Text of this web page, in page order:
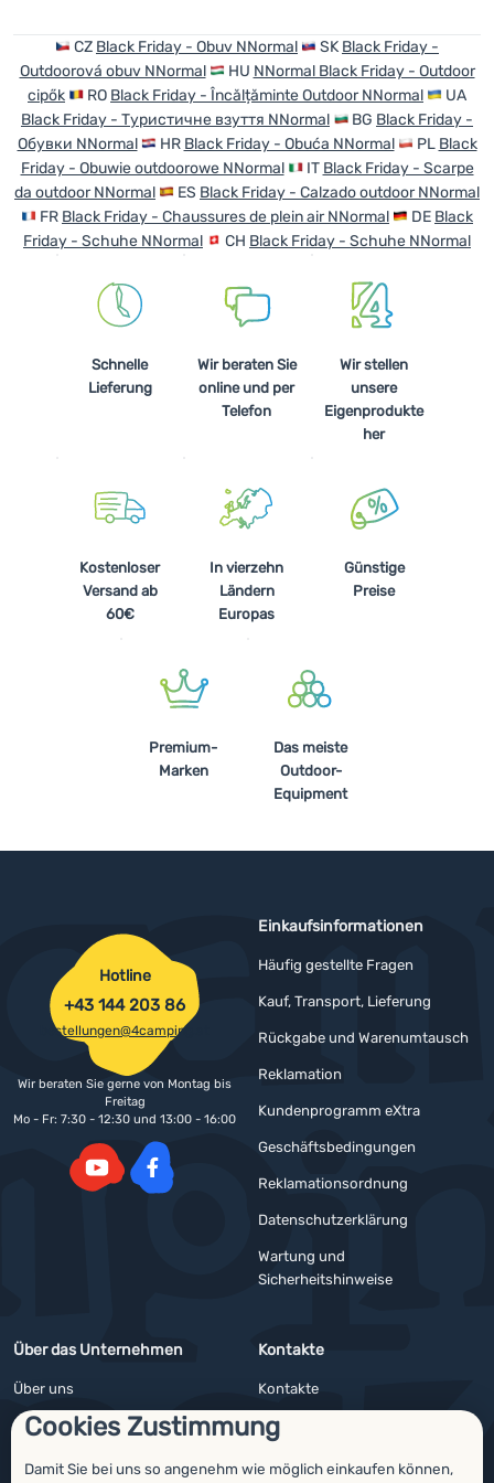
Cookies Zustimmung
Damit Sie bei uns so angenehm wie möglich einkaufen können,
Registrieren
CZ Black Friday - Obuv NNormal SK Black Friday -
Outdoorová obuv NNormal
HU NNormal Black Friday - Outdoor
cipők
RO Black Friday - Încălțăminte Outdoor NNormal
UA
Black Friday - Туристичне взуття NNormal
BG Black Friday -
Обувки NNormal
HR Black Friday - Obuća NNormal PL Black
Friday - Obuwie outdoorowe NNormal
IT Black Friday - Scarpe
da outdoor NNormal
ES Black Friday - Calzado outdoor NNormal
FR Black Friday - Chaussures de plein air NNormal DE Black
Friday - Schuhe NNormal
CH Black Friday - Schuhe NNormal
Schnelle
Lieferung
Wir beraten Sie
online und per
Telefon
Wir stellen
unsere
Eigenprodukte
her
Kostenloser
Versand ab
60€
In vierzehn
Ländern
Europas
Günstige
Preise
Premium-
Marken
Das meiste
Outdoor-
Equipment
Einkaufsinformationen
Häufig gestellte Fragen
Kauf, Transport, Lieferung
Rückgabe und Warenumtausch
Reklamation
Kundenprogramm eXtra
Geschäftsbedingungen
Reklamationsordnung
Datenschutzerklärung
Wartung und
Sicherheitshinweise
Über das Unternehmen
Über uns
Impressum
4camping4nature
Kontakte
Kontakte
Angebote für Firmen und Vereine
Newsletter
Hotline
+43 144 203 86
bestellungen@4camping.at
Wir beraten Sie gerne von Montag bis
Freitag
Mo - Fr: 7:30 - 12:30 und 13:00 - 16:00